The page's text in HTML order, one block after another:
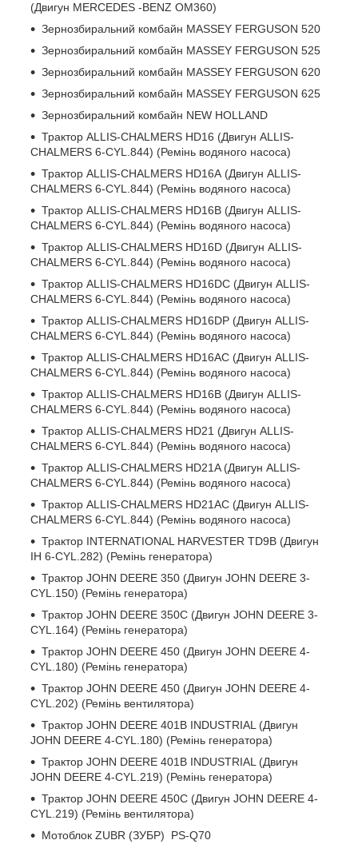
(Двигун MERCEDES -BENZ OM360)
Зернозбиральний комбайн MASSEY FERGUSON 520
Зернозбиральний комбайн MASSEY FERGUSON 525
Зернозбиральний комбайн MASSEY FERGUSON 620
Зернозбиральний комбайн MASSEY FERGUSON 625
Зернозбиральний комбайн NEW HOLLAND
Трактор ALLIS-CHALMERS HD16 (Двигун ALLIS-
CHALMERS 6-CYL.844) (Ремінь водяного насоса)
Трактор ALLIS-CHALMERS HD16A (Двигун ALLIS-
CHALMERS 6-CYL.844) (Ремінь водяного насоса)
Трактор ALLIS-CHALMERS HD16B (Двигун ALLIS-
CHALMERS 6-CYL.844) (Ремінь водяного насоса)
Трактор ALLIS-CHALMERS HD16D (Двигун ALLIS-
CHALMERS 6-CYL.844) (Ремінь водяного насоса)
Трактор ALLIS-CHALMERS HD16DC (Двигун ALLIS-
CHALMERS 6-CYL.844) (Ремінь водяного насоса)
Трактор ALLIS-CHALMERS HD16DP (Двигун ALLIS-
CHALMERS 6-CYL.844) (Ремінь водяного насоса)
Трактор ALLIS-CHALMERS HD16AC (Двигун ALLIS-
CHALMERS 6-CYL.844) (Ремінь водяного насоса)
Трактор ALLIS-CHALMERS HD16B (Двигун ALLIS-
CHALMERS 6-CYL.844) (Ремінь водяного насоса)
Трактор ALLIS-CHALMERS HD21 (Двигун ALLIS-
CHALMERS 6-CYL.844) (Ремінь водяного насоса)
Трактор ALLIS-CHALMERS HD21A (Двигун ALLIS-
CHALMERS 6-CYL.844) (Ремінь водяного насоса)
Трактор ALLIS-CHALMERS HD21AC (Двигун ALLIS-
CHALMERS 6-CYL.844) (Ремінь водяного насоса)
Трактор INTERNATIONAL HARVESTER TD9B (Двигун
IH 6-CYL.282) (Ремінь генератора)
Трактор JOHN DEERE 350 (Двигун JOHN DEERE 3-
CYL.150) (Ремінь генератора)
Трактор JOHN DEERE 350С (Двигун JOHN DEERE 3-
CYL.164) (Ремінь генератора)
Трактор JOHN DEERE 450 (Двигун JOHN DEERE 4-
CYL.180) (Ремінь генератора)
Трактор JOHN DEERE 450 (Двигун JOHN DEERE 4-
CYL.202) (Ремінь вентилятора)
Трактор JOHN DEERE 401B INDUSTRIAL (Двигун
JOHN DEERE 4-CYL.180) (Ремінь генератора)
Трактор JOHN DEERE 401B INDUSTRIAL (Двигун
JOHN DEERE 4-CYL.219) (Ремінь генератора)
Трактор JOHN DEERE 450C (Двигун JOHN DEERE 4-
CYL.219) (Ремінь вентилятора)
Мотоблок ZUBR (ЗУБР) PS-Q70